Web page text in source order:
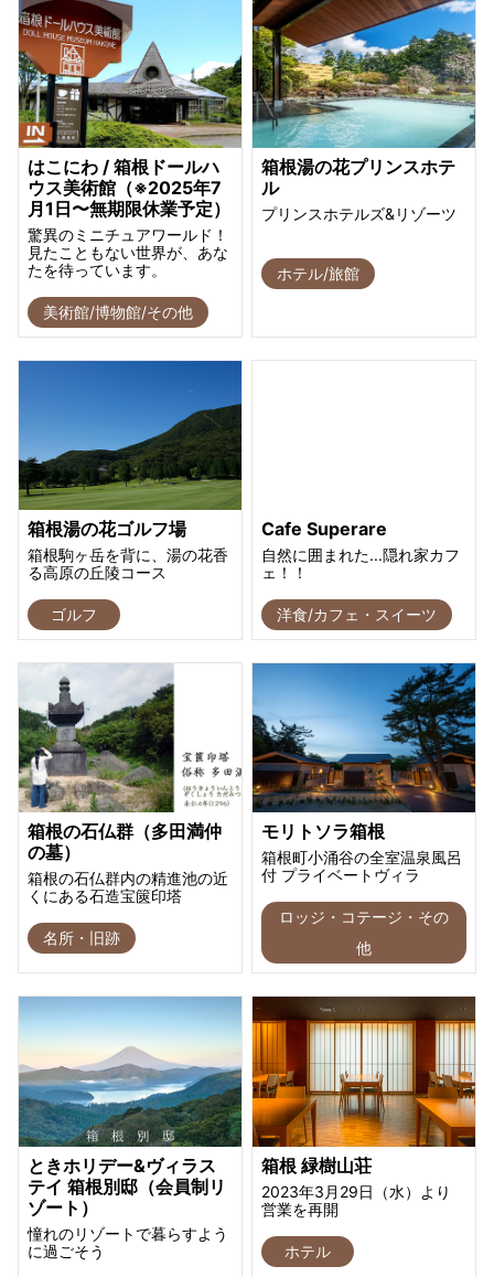
はこにわ / 箱根ドールハ
ウス美術館（※2025年7
月1日〜無期限休業予定）
驚異のミニチュアワールド！
見たこともない世界が、あな
たを待っています。
美術館/博物館/その他
箱根湯の花プリンスホテ
ル
プリンスホテルズ&リゾーツ
ホテル/旅館
箱根湯の花ゴルフ場
箱根駒ヶ岳を背に、湯の花香
る高原の丘陵コース
ゴルフ
Cafe Superare
自然に囲まれた...隠れ家カフ
ェ！！
洋食/カフェ・スイーツ
箱根の石仏群（多田満仲
の墓）
箱根の石仏群内の精進池の近
くにある石造宝篋印塔
名所・旧跡
モリトソラ箱根
箱根町小涌谷の全室温泉風呂
付 プライベートヴィラ
ロッジ・コテージ・その
他
ときホリデー&ヴィラス
テイ 箱根別邸（会員制リ
ゾート）
憧れのリゾートで暮らすよう
に過ごそう
箱根 緑樹山荘
2023年3月29日（水）より
営業を再開
ホテル